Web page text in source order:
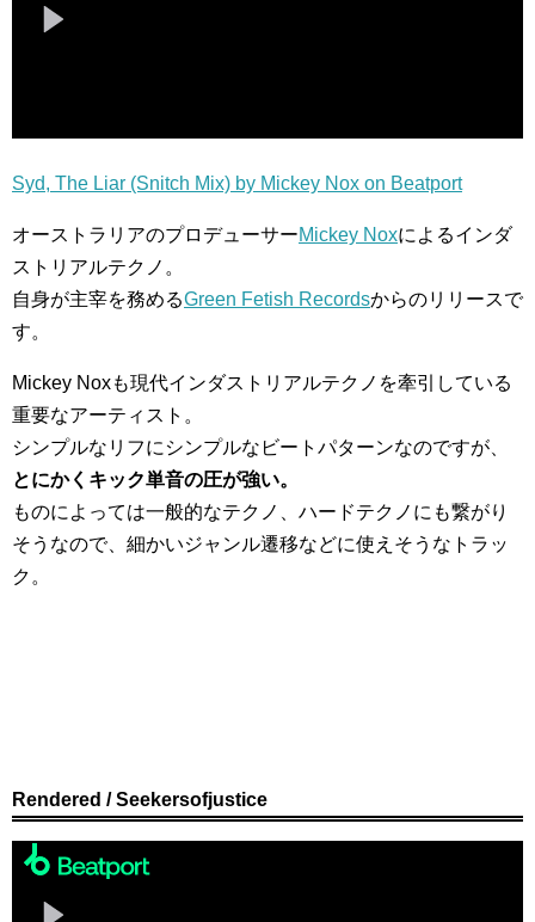
Syd, The Liar (Snitch Mix) by Mickey Nox on Beatport
オーストラリアのプロデューサーMickey Noxによるインダ
ストリアルテクノ。
自身が主宰を務めるGreen Fetish Recordsからのリリースで
す。
Mickey Noxも現代インダストリアルテクノを牽引している
重要なアーティスト。
シンプルなリフにシンプルなビートパターンなのですが、
とにかくキック単音の圧が強い。
ものによっては一般的なテクノ、ハードテクノにも繋がり
そうなので、細かいジャンル遷移などに使えそうなトラッ
ク。
Rendered / Seekersofjustice